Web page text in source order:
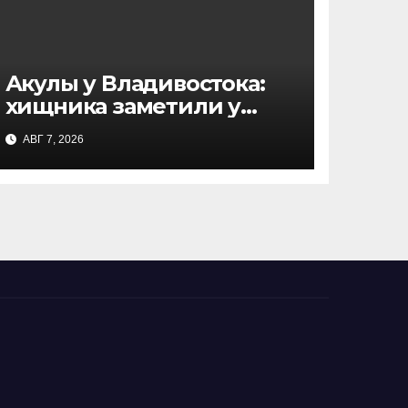
Акулы у Владивостока:
хищника заметили у
острова Русский — что
известно
АВГ 7, 2026